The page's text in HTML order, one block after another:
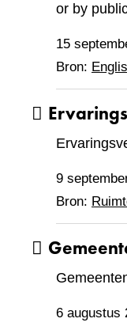
or by
15
Bron:
9
Bron:
6 augustus